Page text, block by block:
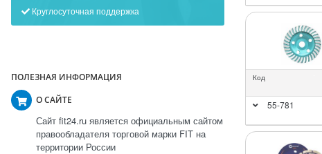
Круглосуточная поддержка
ПОЛЕЗНАЯ ИНФОРМАЦИЯ
О САЙТЕ
Сайт fit24.ru является официальным сайтом
правообладателя торговой марки FIT на
территории России
Код
55-781